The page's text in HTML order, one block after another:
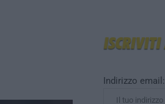
Indirizzo email: